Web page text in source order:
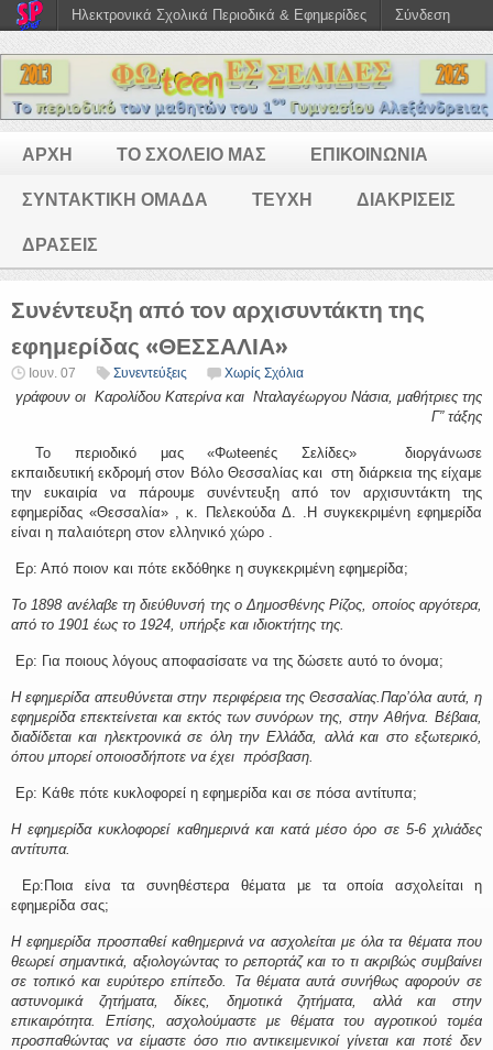
ΑΡΧΗ ΤΟ ΣΧΟΛΕΙΟ ΜΑΣ ΕΠΙΚΟΙΝΩΝΙΑ
ΣΥΝΤΑΚΤΙΚΗ ΟΜΑΔΑ ΤΕΥΧΗ ΔΙΑΚΡΙΣΕΙΣ
ΔΡΑΣΕΙΣ
Συνέντευξη από τον αρχισυντάκτη της
εφημερίδας «ΘΕΣΣΑΛΙΑ»
Ιουν. 07 Συνεντεύξεις Χωρίς Σχόλια
γράφουν οι Καρολίδου Κατερίνα και Νταλαγέωργου Νάσια, μαθήτριες της
Γ” τάξης
Το περιοδικό μας «Φωteenές Σελίδες» διοργάνωσε
εκπαιδευτική εκδρομή στον Βόλο Θεσσαλίας και στη διάρκεια της είχαμε
την ευκαιρία να πάρουμε συνέντευξη από τον αρχισυντάκτη της
εφημερίδας «Θεσσαλία» , κ. Πελεκούδα Δ. .Η συγκεκριμένη εφημερίδα
είναι η παλαιότερη στον ελληνικό χώρο .
Ερ: Από ποιον και πότε εκδόθηκε η συγκεκριμένη εφημερίδα;
Το 1898 ανέλαβε τη διεύθυνσή της ο Δημοσθένης Ρίζος, οποίος αργότερα,
από το 1901 έως το 1924, υπήρξε και ιδιοκτήτης της.
Ερ: Για ποιους λόγους αποφασίσατε να της δώσετε αυτό το όνομα;
Η εφημερίδα απευθύνεται στην περιφέρεια της Θεσσαλίας.Παρ’όλα αυτά, η
εφημερίδα επεκτείνεται και εκτός των συνόρων της, στην Αθήνα. Βέβαια,
διαδίδεται και ηλεκτρονικά σε όλη την Ελλάδα, αλλά και στο εξωτερικό,
όπου μπορεί οποιοσδήποτε να έχει πρόσβαση.
Ερ: Κάθε πότε κυκλοφορεί η εφημερίδα και σε πόσα αντίτυπα;
Η εφημερίδα κυκλοφορεί καθημερινά και κατά μέσο όρο σε 5-6 χιλιάδες
αντίτυπα.
Ερ:Ποια είνα τα συνηθέστερα θέματα με τα οποία ασχολείται η
εφημερίδα σας;
Η εφημερίδα προσπαθεί καθημερινά να ασχολείται με όλα τα θέματα που
θεωρεί σημαντικά, αξιολογώντας το ρεπορτάζ και το τι ακριβώς συμβαίνει
σε τοπικό και ευρύτερο επίπεδο. Τα θέματα αυτά συνήθως αφορούν σε
αστυνομικά ζητήματα, δίκες, δημοτικά ζητήματα, αλλά και στην
επικαιρότητα. Επίσης, ασχολούμαστε με θέματα του αγροτικού τομέα
προσπαθώντας να είμαστε όσο πιο αντικειμενικοί γίνεται και ποτέ δεν
Ηλεκτρονικά Σχολικά Περιοδικά & Εφημερίδες Σύνδεση